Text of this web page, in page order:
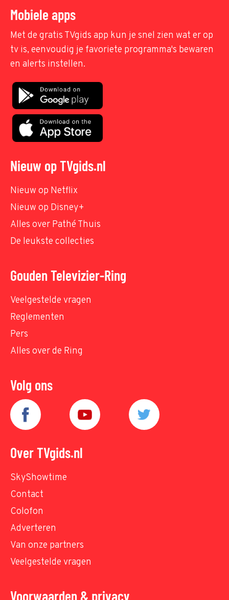
Mobiele apps
Met de gratis TVgids app kun je snel zien wat er op
tv is, eenvoudig je favoriete programma's bewaren
en alerts instellen.
Nieuw op TVgids.nl
Nieuw op Netflix
Nieuw op Disney+
Alles over Pathé Thuis
De leukste collecties
Gouden Televizier-Ring
Veelgestelde vragen
Reglementen
Pers
Alles over de Ring
Volg ons
Over TVgids.nl
SkyShowtime
Contact
Colofon
Adverteren
Van onze partners
Veelgestelde vragen
Voorwaarden & privacy